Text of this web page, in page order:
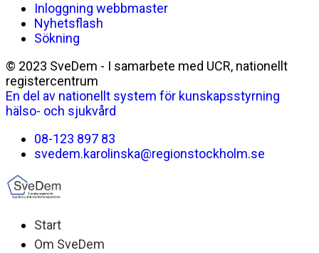
Inloggning webbmaster
Nyhetsflash
Sökning
© 2023 SveDem - I samarbete med UCR, nationellt
registercentrum
En del av nationellt system för kunskapsstyrning
hälso- och sjukvård
08-123 897 83
svedem.karolinska@regionstockholm.se
Start
Om SveDem